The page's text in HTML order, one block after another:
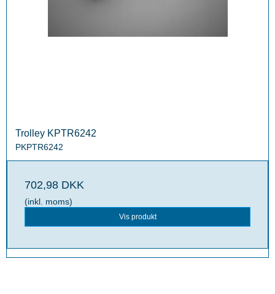
Trolley KPTR6242
PKPTR6242
702,98 DKK
(inkl. moms)
Vis produkt